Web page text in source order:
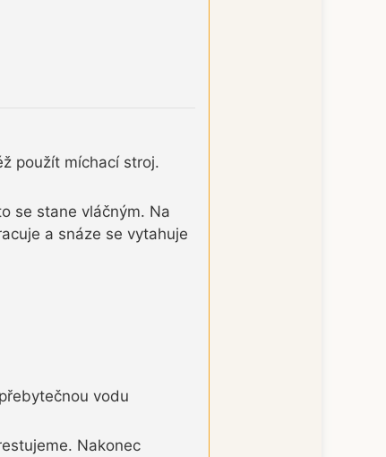
použít míchací stroj.
se stane vláčným. Na
a snáze se vytahuje
vodu
Nakonec